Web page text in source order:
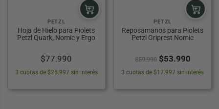
PETZL
Hoja de Hielo para Piolets
Petzl Quark, Nomic y Ergo
$77.990
3 cuotas de $25.997 sin interés
PETZL
Reposamanos para Piolets
Petzl Griprest Nomic
$59.990 El
precio
era:
$53.990El
precio
es:
3 cuotas de $17.997 sin interés